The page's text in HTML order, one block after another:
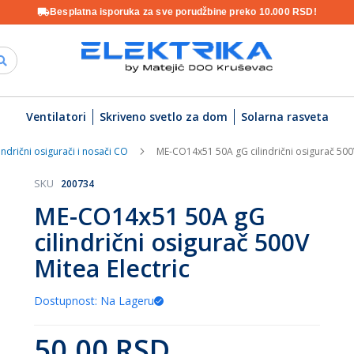
Besplatna isporuka za sve porudžbine preko 10.000 RSD!
Ventilatori Skriveno svetlo za dom Solarna rasveta
osigurači i nosači CO ME-CO14x51 50A gG cilindrični osigurač
ME-CO14x51 50A gG
cilindrični osigurač 500V
Mitea Electric
SKU 200734
Dostupnost: Na Lageru